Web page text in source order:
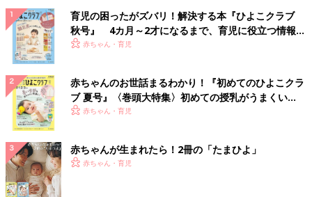
育児の困ったがズバリ！解決する本『ひよこクラブ
秋号』 4カ月～2才になるまで、育児に役立つ情報が
いっぱい！
赤ちゃん・育児
赤ちゃんのお世話まるわかり！『初めてのひよこクラ
ブ 夏号』〈巻頭大特集〉初めての授乳がうまくい
く！ おっぱい・ミルクの基本と夏のトラブル 解決テ
赤ちゃん・育児
赤ちゃんが生まれたら！2冊の「たまひよ」
赤ちゃん・育児